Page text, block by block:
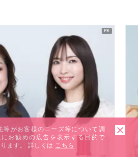
等がお客様のニーズ等について調
お勧めの広告を表示する目的で
ます。 詳しくは こちら